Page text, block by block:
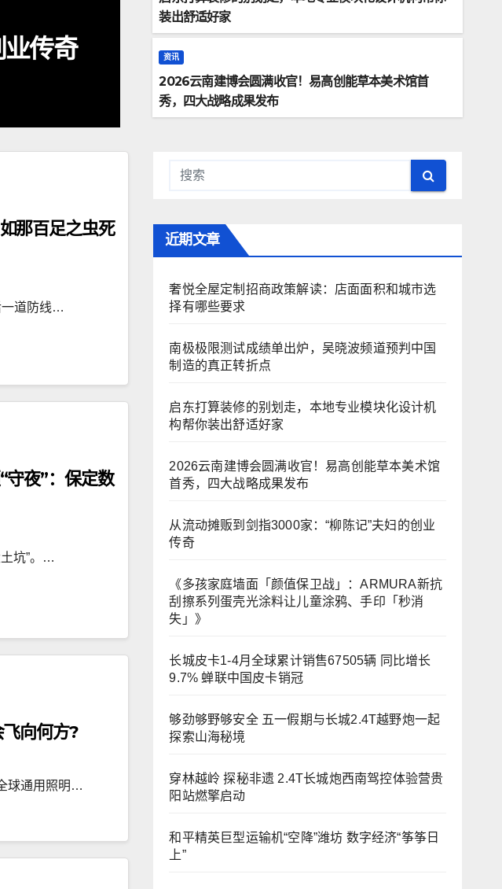
有
南极极限测试成绩单出炉，吴晓
的真正转折点
6月 9, 2026 ADMIN
装出舒适好家
资讯
2026云南建博会圆满收官！易高创能草本美术馆首
秀，四大战略成果发布
那百足之虫死
一道防线…
守夜”：保定数
坑”。…
向何方?
球通用照明…
近期文章
奢悦全屋定制招商政策解读：店面面积和城市选
择有哪些要求
南极极限测试成绩单出炉，吴晓波频道预判中国
制造的真正转折点
启东打算装修的别划走，本地专业模块化设计机
构帮你装出舒适好家
2026云南建博会圆满收官！易高创能草本美术馆
首秀，四大战略成果发布
从流动摊贩到剑指3000家：“柳陈记”夫妇的创业
传奇
《多孩家庭墙面「颜值保卫战」：ARMURA新抗
刮擦系列蛋壳光涂料让儿童涂鸦、手印「秒消
失」》
长城皮卡1-4月全球累计销售67505辆 同比增长
9.7% 蝉联中国皮卡销冠
够劲够野够安全 五一假期与长城2.4T越野炮一起
探索山海秘境
穿林越岭 探秘非遗 2.4T长城炮西南驾控体验营贵
阳站燃擎启动
和平精英巨型运输机“空降”潍坊 数字经济“筝筝日
上”